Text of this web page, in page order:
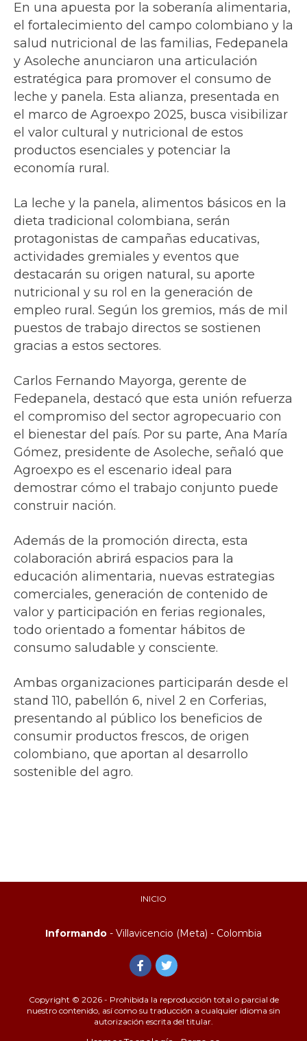
En una apuesta por la soberanía alimentaria,
el fortalecimiento del campo colombiano y la
salud nutricional de las familias, Fedepanela
y Asoleche anunciaron una articulación
estratégica para promover el consumo de
leche y panela. Esta alianza, presentada en
el marco de Agroexpo 2025, busca visibilizar
el valor cultural y nutricional de estos
productos esenciales y potenciar la
economía rural.
La leche y la panela, alimentos básicos en la
dieta tradicional colombiana, serán
protagonistas de campañas educativas,
actividades gremiales y eventos que
destacarán su origen natural, su aporte
nutricional y su rol en la generación de
empleo rural. Según los gremios, más de mil
puestos de trabajo directos se sostienen
gracias a estos sectores.
Carlos Fernando Mayorga, gerente de
Fedepanela, destacó que esta unión refuerza
el compromiso del sector agropecuario con
el bienestar del país. Por su parte, Ana María
Gómez, presidente de Asoleche, señaló que
Agroexpo es el escenario ideal para
demostrar cómo el trabajo conjunto puede
construir nación.
Además de la promoción directa, esta
colaboración abrirá espacios para la
educación alimentaria, nuevas estrategias
comerciales, generación de contenido de
valor y participación en ferias regionales,
todo orientado a fomentar hábitos de
consumo saludable y consciente.
Ambas organizaciones participarán desde el
stand 110, pabellón 6, nivel 2 en Corferias,
presentando al público los beneficios de
consumir productos frescos, de origen
colombiano, que aportan al desarrollo
sostenible del agro.
INICIO
Informando - Villavicencio (Meta) - Colombia
Copyright © 2026 - Prohibida la reproducción total o parcial de
nuestro contenido, así como su traducción a cualquier idioma sin
autorización escrita del titular.